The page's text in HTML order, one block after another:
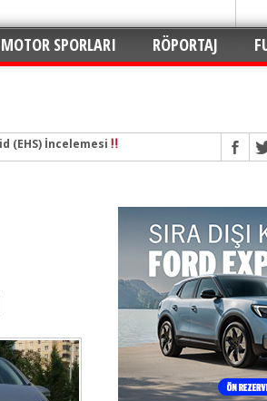
MOTOR SPORLARI RÖPORTAJ
İlk Hızlı Şarj İstasyonu Açıldı
GR Sport İncelemesi
EV3 Direksiyonundayız!
Yılın Otomobili” Seçildi!
(EHS) İncelemesi